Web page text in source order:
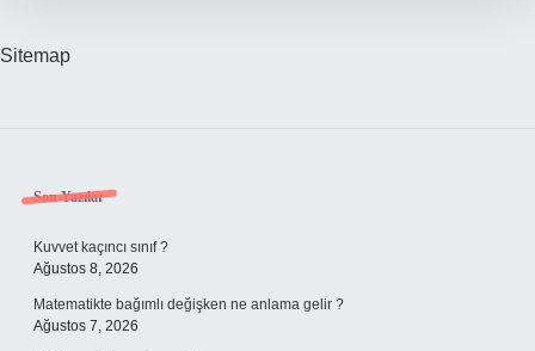
Sitemap
Sidebar
Son Yazılar
Kuvvet kaçıncı sınıf ?
Ağustos 8, 2026
Matematikte bağımlı değişken ne anlama gelir ?
Ağustos 7, 2026